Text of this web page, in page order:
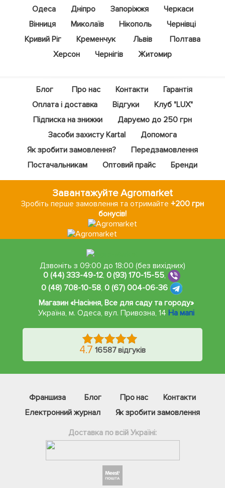
Одеса
Дніпро Запоріжжя
Черкаси
Вінниця
Миколаїв Нікополь
Чернівці
Кривий Ріг
Кременчук Львів
Полтава
Херсон
Чернігів Житомир
Блог Про нас Контакти
Гарантія
Оплата і доставка
Відгуки
Клуб "LUX"
Підписка на знижки
Даруємо до 250 грн
Засоби захисту Kartal
Допомога
Як зробити замовлення?
Передзамовлення
Постачальникам
Оптовий прайс Бренди
Завантажуйте Agromarket
Зробіть перше замовлення та отримайте+200 грн
бонусів!
Дзвоніть з 09:00 до 18:00 (без вихідних)
0 (44) 333-49-12, 0 (93) 170-15-55,
0 (48) 708-10-58, 0 (67) 004-06-36
Магазин «Насіння, Все для саду та городу»
Україна, м. Одеса,вул. Привозна, 14 На мапі
4.7 16587 відгуків
Франшиза Блог Про нас
Контакти
Електронний журнал
Як зробити замовлення
Доставка по всій Україні: